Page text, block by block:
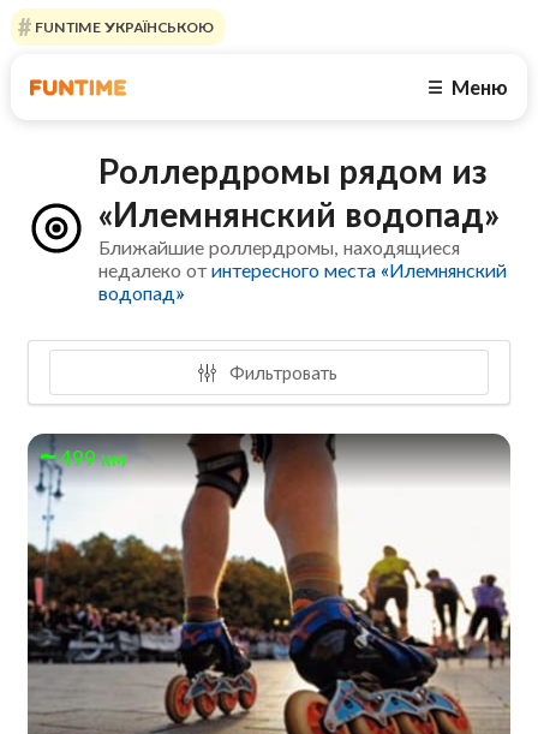
FUNTIME УКРАЇНСЬКОЮ
☰ Меню
Роллердромы рядом из
«Илемнянский водопад»
Ближайшие роллердромы, находящиеся
недалеко отинтересного места «Илемнянский
водопад»
Фильтровать
499 км